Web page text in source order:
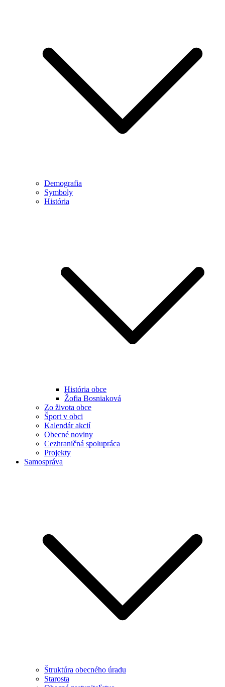
Demografia
Symboly
História
História obce
Žofia Bosniaková
Zo života obce
Šport v obci
Kalendár akcií
Obecné noviny
Cezhraničná spolupráca
Projekty
Samospráva
Štruktúra obecného úradu
Starosta